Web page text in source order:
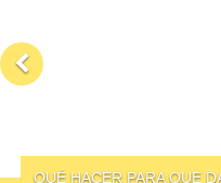
QUÉ HACER PARA QUE DAR